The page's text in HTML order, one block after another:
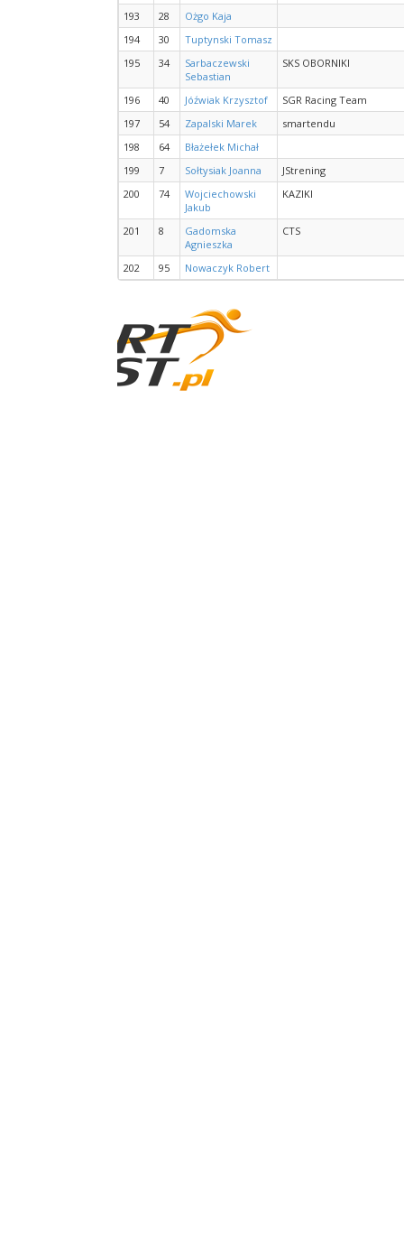
193
28
Ożgo Kaja
194
30
Tuptynski Tomasz
195
34
Sarbaczewski
Sebastian
SKS OBORNIKI
196 40 Jóźwiak Krzysztof
SGR Racing Team
197
54 Zapalski Marek
smartendu
198
64
Błażełek Michał
199
7 Sołtysiak Joanna
JStrening
200
74
Wojciechowski
Jakub
KAZIKI
201 8
Gadomska
Agnieszka
CTS
202 95 Nowaczyk Robert